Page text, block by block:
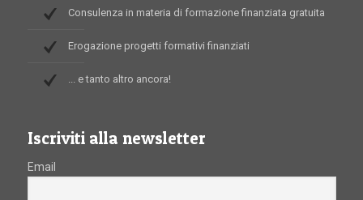
Consulenza in materia di formazione finanziata gratuita
Erogazione progetti formativi finanziati
... e tanto altro ancora!
Iscriviti alla newsletter
Email